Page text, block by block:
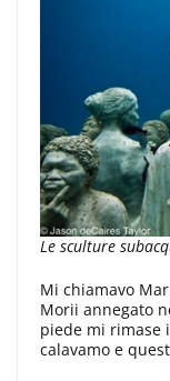
Le sculture
Mi chiamavo
Morii annegato
piede mi rimase
calavamo e